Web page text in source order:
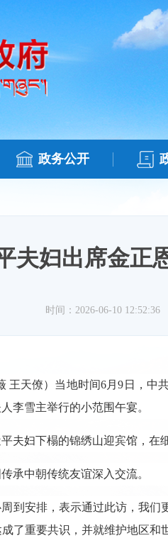
政务公开
夫妇出席金正
时间：2026-06-10 12:52:36
王天僚）当地时间6月9日，
李雪主举行的小范围午宴。
夫妇下榻的锦绣山迎宾馆，在
承中朝传统友谊深入交流。
到安排，表示通过此访，我
了重要共识，并就维护地区